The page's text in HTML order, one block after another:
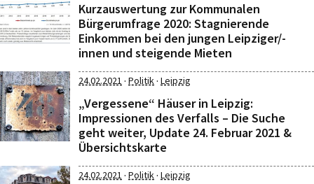
Kurzauswertung zur Kommunalen
Bürgerumfrage 2020: Stagnierende
Einkommen bei den jungen Leipziger/-
innen und steigende Mieten
24.02.2021 · Politik· Leipzig
„Vergessene“ Häuser in Leipzig:
Impressionen des Verfalls – Die Suche
geht weiter, Update 24. Februar 2021 &
Übersichtskarte
24.02.2021 · Politik· Leipzig